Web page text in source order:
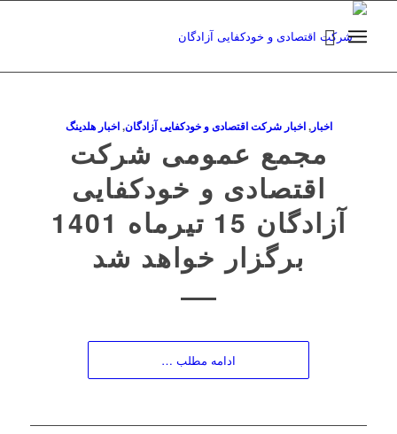
اخبار,اخبار شرکت اقتصادی و خودکفایی آزادگان,اخبار هلدینگ
مجمع عمومی شرکت
اقتصادی و خودکفایی
آزادگان 15 تیرماه 1401
برگزار خواهد شد
ادامه مطلب …